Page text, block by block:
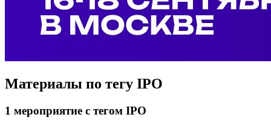
Материалы по тегу IPO
1 мероприятие с тегом IPO